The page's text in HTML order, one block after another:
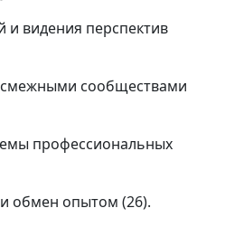
видения перспектив
смежными сообществами
профессиональных
обмен опытом (26).